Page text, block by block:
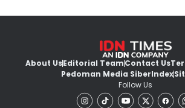
About UsEditorial TeamContact Us
Pedoman Media SiberIndex
Follow Us